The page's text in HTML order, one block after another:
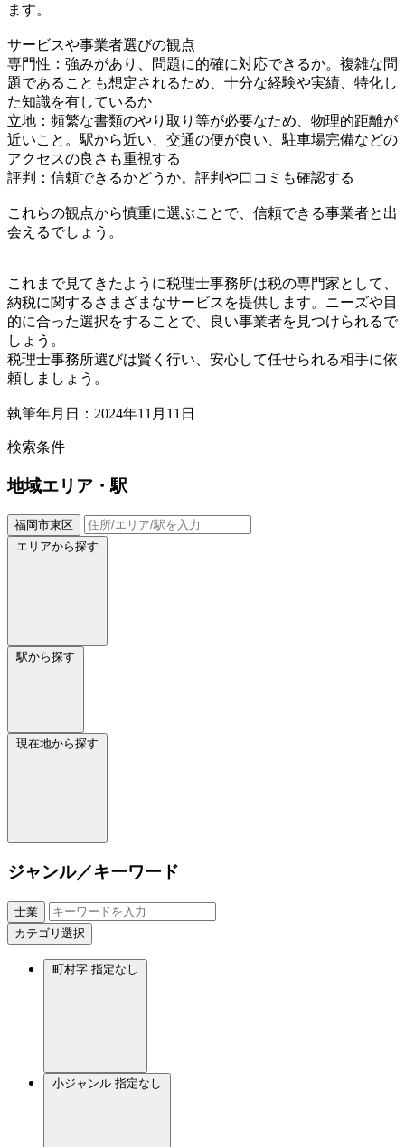
ます。
サービスや事業者選びの観点
専門性：強みがあり、問題に的確に対応できるか。複雑な問
題であることも想定されるため、十分な経験や実績、特化し
た知識を有しているか
立地：頻繁な書類のやり取り等が必要なため、物理的距離が
近いこと。駅から近い、交通の便が良い、駐車場完備などの
アクセスの良さも重視する
評判：信頼できるかどうか。評判や口コミも確認する
これらの観点から慎重に選ぶことで、信頼できる事業者と出
会えるでしょう。
これまで見てきたように税理士事務所は税の専門家として、
納税に関するさまざまなサービスを提供します。ニーズや目
的に合った選択をすることで、良い事業者を見つけられるで
しょう。
税理士事務所選びは賢く行い、安心して任せられる相手に依
頼しましょう。
執筆年月日：2024年11月11日
検索条件
地域エリア・駅
福岡市東区
エリアから探す
駅から探す
現在地から探す
ジャンル／キーワード
士業
カテゴリ選択
町村字 指定なし
小ジャンル 指定なし